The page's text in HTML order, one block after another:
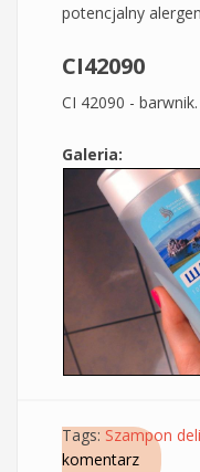
potencjalny
CI42090
CI 42090 - barwnik.
Galeria:
Tags: Szampon
komentarz